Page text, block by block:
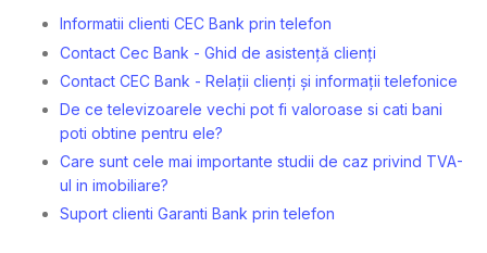
Informatii clienti CEC Bank prin telefon
Contact Cec Bank - Ghid de asistență clienți
Contact CEC Bank - Relații clienți și informații telefonice
De ce televizoarele vechi pot fi valoroase si cati bani
poti obtine pentru ele?
Care sunt cele mai importante studii de caz privind TVA-
ul in imobiliare?
Suport clienti Garanti Bank prin telefon